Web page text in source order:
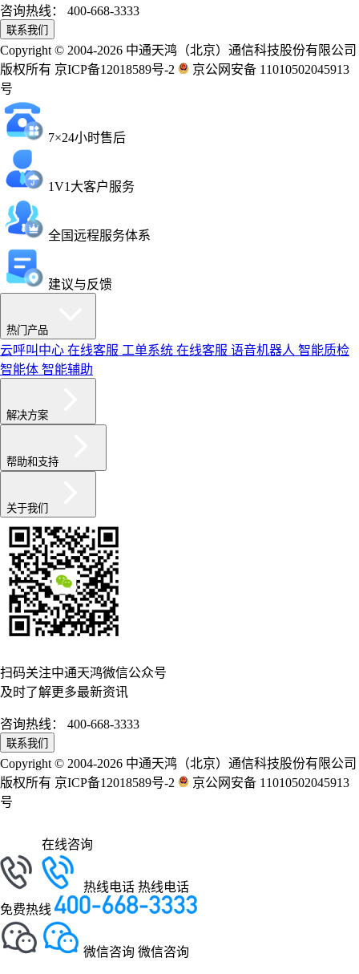
咨询热线： 400-668-3333
联系我们
Copyright © 2004-2026 中通天鸿（北京）通信科技股份有限公司
版权所有 京ICP备12018589号-2
京公网安备 11010502045913
号
7×24小时售后
1V1大客户服务
全国远程服务体系
建议与反馈
热门产品
云呼叫中心 在线客服 工单系统 在线客服 语音机器人 智能质检
智能体 智能辅助
解决方案
帮助和支持
关于我们
扫码关注中通天鸿微信公众号
及时了解更多最新资讯
咨询热线： 400-668-3333
联系我们
Copyright © 2004-2026 中通天鸿（北京）通信科技股份有限公司
版权所有 京ICP备12018589号-2
京公网安备 11010502045913
号
在线咨询
热线电话 热线电话
免费热线
微信咨询 微信咨询